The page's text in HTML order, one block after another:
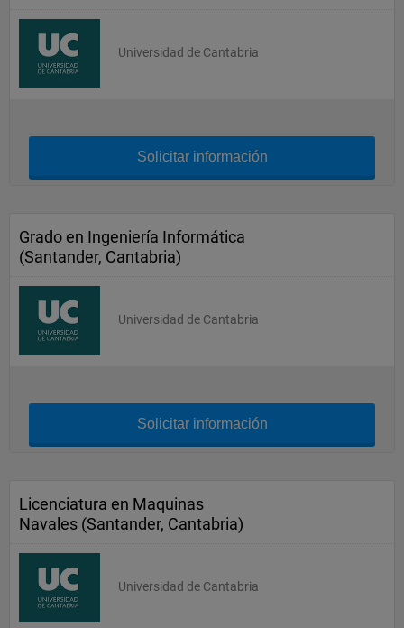
Universidad de Cantabria
Solicitar información
Grado en Ingeniería Informática
(Santander, Cantabria)
Universidad de Cantabria
Solicitar información
Licenciatura en Maquinas
Navales (Santander, Cantabria)
Universidad de Cantabria